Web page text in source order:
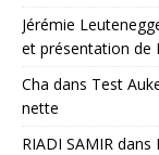
Jérémie
et présentation de
Cha dans Test
nette
RIADI SAMIR dans